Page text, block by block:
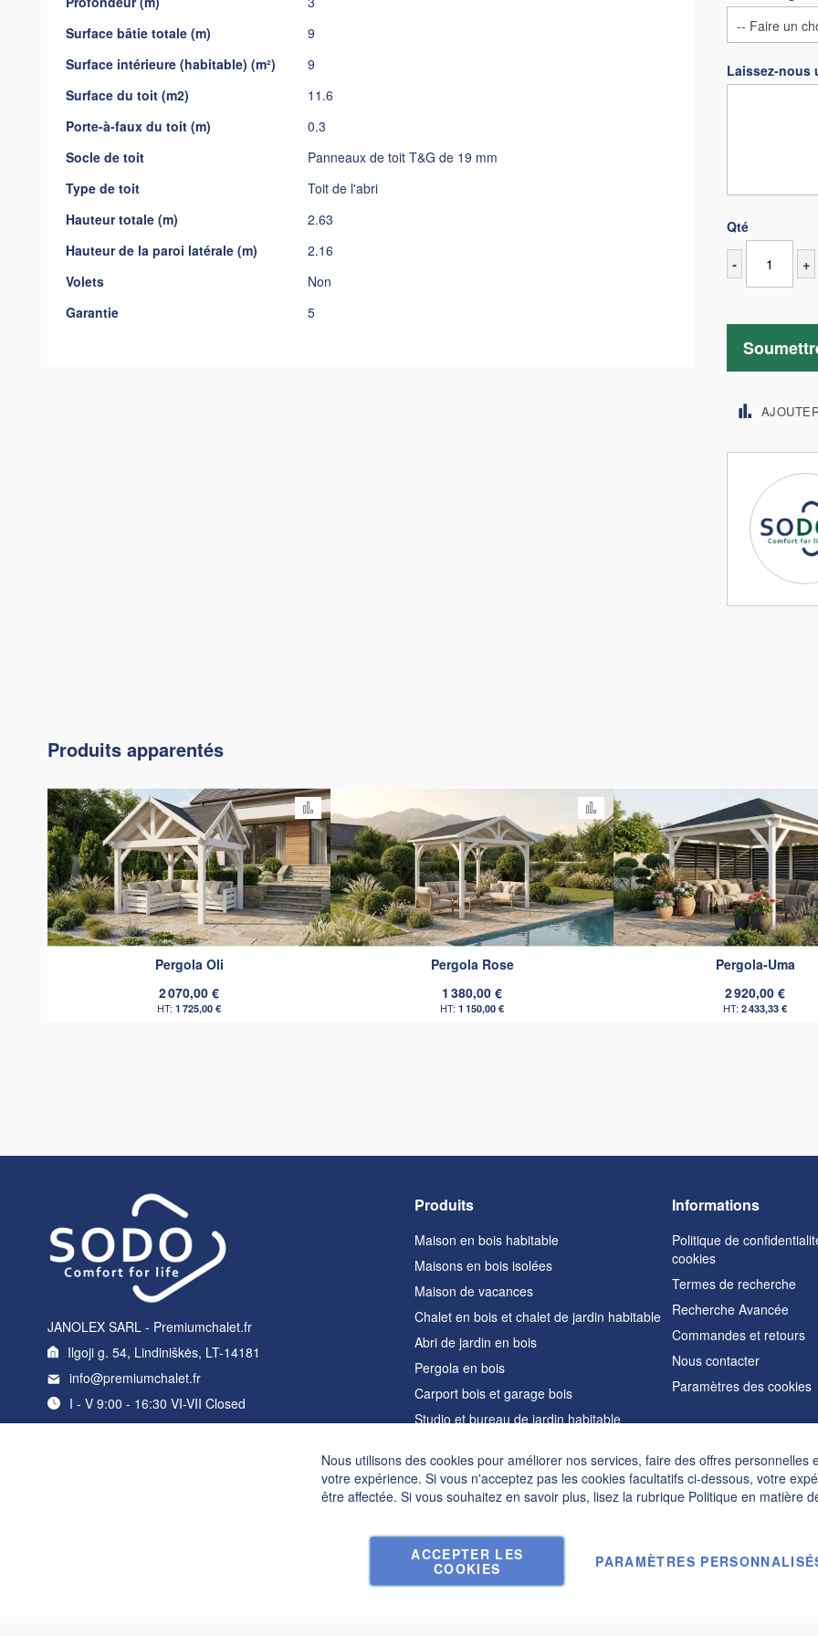
Laissez-nous
Qté
- +
gallery
Surface bâtie totale (m)
9
Surface intérieure (habitable) (m²)
9
Surface du toit (m2)
11.6
Porte-à-faux du toit (m)
0.3
Socle de toit
Panneaux de toit T&G de 19 mm
Type de toit
Toit de l'abri
Hauteur totale (m)
2.63
Hauteur de la paroi latérale (m)
2.16
Volets
Non
Garantie
5
Produits apparentés
Pergola Oli
2 070,00 €
1 725,00 €
Ajouter au comparateur
Pergola Rose
1 380,00 €
1 150,00 €
Ajouter au comparateur
Pergola-Uma
2 920,00 €
2 433,33 €
JANOLEX SARL - Premiumchalet.fr
Ilgoji g. 54, Lindiniškės, LT-14181
info@premiumchalet.fr
I - V 9:00 - 16:30 VI-VII Closed
Informations
Politique de
cookies
Termes de recherche
Recherche Avancée
Commandes et retours
Nous contacter
Paramètres des cookies
Produits
Maison en bois habitable
Maisons en bois isolées
Maison de vacances
Chalet en bois et chalet de jardin habitable
Abri de jardin en bois
Pergola en bois
Carport bois et garage bois
Studio et bureau de jardin habitable
Maisons en forme de A
Hot tubs
Nous utilisons des cookies pour améliorer nos services, faire des offres personnelles
votre expérience. Si vous n'acceptez pas les cookies facultatifs ci-dessous, votre
être affectée. Si vous souhaitez en savoir plus, lisez la rubrique Politique en matière
ACCEPTER LES
COOKIES
PARAMÈTRES